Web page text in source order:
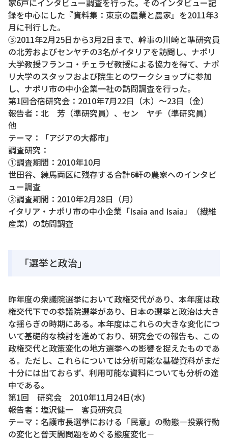
家6戸にインタビュー調査を行った。そのインタビュー記
録を中心にした『資料集：東京の農業と農家』を2011年3
月に刊行した。
③2011年2月25日から3月2日まで、幹事の川崎と準研究員
の北芳およびセンヤチの3名がイタリアを訪問し、ナポリ
大学教授フランコ・チェラゼ教授による協力を得て、ナポ
リ大学のスタッフおよび院生とのワークショップに参加
し、ナポリ市の中小企業一社の訪問調査を行った。
第1回合宿研究会：2010年7月22日（木）～23日（金）
報告者：北 芳（準研究員）、セン ヤチ（準研究員）
他
テーマ：「アジアの大都市」
調査研究：
①調査期間：2010年10月
世田谷、練馬両区に残存する合計6軒の農家へのインタビ
ュー調査
②調査期間：2010年2月28日（月）
イタリア・ナポリ市の中小企業「Isaia and Isaia」（繊維
産業）の訪問調査
「選挙と政治」
昨年度の衆議院選挙において政権交代があり、本年度は政
権交代下での参議院選挙があり、日本の選挙と政治は大き
な揺らぎの時期にある。本年度はこれらの大きな変化につ
いて基礎的な検討を進めており、研究会での報告も、この
政権交代と政策変化の地方選挙への影響を捉えたものであ
る。ただし、これらについては分析可能な基礎資料がまだ
十分には出ておらず、利用可能な資料についても分析の途
中である。
第1回 研究会 2010年11月24日(水)
報告者：塩沢健一 客員研究員
テーマ：名護市長選挙における「民意」の動態―投票行動
の変化と普天間問題をめぐる態度変化－